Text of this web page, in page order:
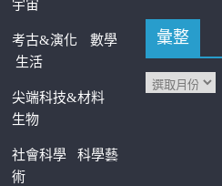
宇宙
考古&演化
數學
生活
尖端科技&材料
生物
社會科學科學藝
術
彙整